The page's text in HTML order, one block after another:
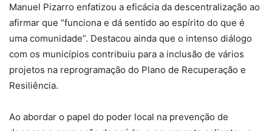
Manuel Pizarro enfatizou a eficácia da descentralização ao
afirmar que “funciona e dá sentido ao espírito do que é
uma comunidade”. Destacou ainda que o intenso diálogo
com os municípios contribuiu para a inclusão de vários
projetos na reprogramação do Plano de Recuperação e
Resiliência.
Ao abordar o papel do poder local na prevenção de